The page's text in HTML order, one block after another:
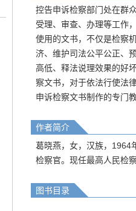
控告申诉检察部门处在群
受理、审查、办理等工作
使用的文书，不仅是检察
济、维护司法公平公正、
高低、释法说理效果的好
察文书，对于依法行使法
申诉检察文书制作的专门教
作者简介
葛晓燕，女，汉族，1964
检察官。现任最高人民检
图书目录